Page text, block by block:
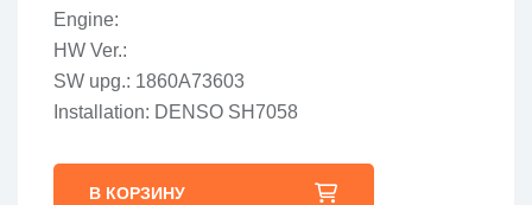
Engine:
HW Ver.:
SW upg.: 1860A73603
Installation: DENSO SH7058
В КОРЗИНУ